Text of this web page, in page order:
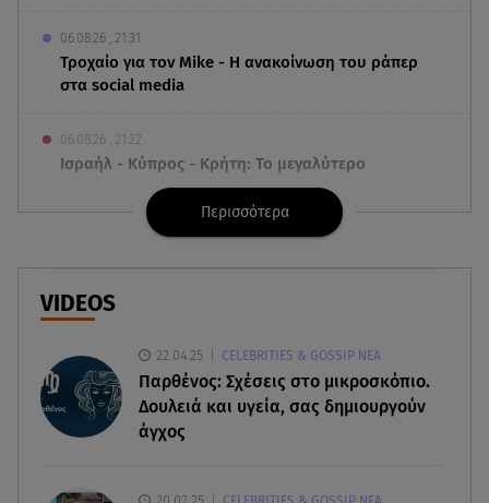
06.08.26 , 21:31
Τροχαίο για τον Mike - Η ανακοίνωση του ράπερ
στα social media
06.08.26 , 21:22
Ισραήλ - Κύπρος - Κρήτη: Το μεγαλύτερο
υποθαλάσσιο καλώδιο στον κόσμο
Motor Oil: Δωρεά πυροσβεστικών οχημάτων και
Άκης Παυλόπουλος: Η τρυφερή εξομολόγηση
της συζύγου του, Ελένης Φωτοπούλου
ο ρόλος του «συνδέσμου»
Περισσότερα
VIDEOS
22.04.25 CELEBRITIES & GOSSIP ΝΕΑ
Παρθένος: Σχέσεις στο μικροσκόπιο.
Δουλειά και υγεία, σας δημιουργούν
άγχος